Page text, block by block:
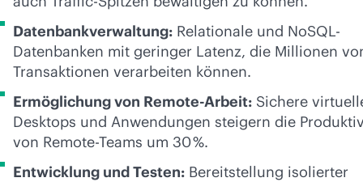
Datenbankverwaltung: Relationale und NoSQL-
Datenbanken mit geringer Latenz, die Millionen
Transaktionen verarbeiten können.
Ermöglichung von Remote-Arbeit: Sichere
Desktops und Anwendungen steigern die
von Remote-Teams um 30 %.
Entwicklung und Testen: Bereitstellung isolierter